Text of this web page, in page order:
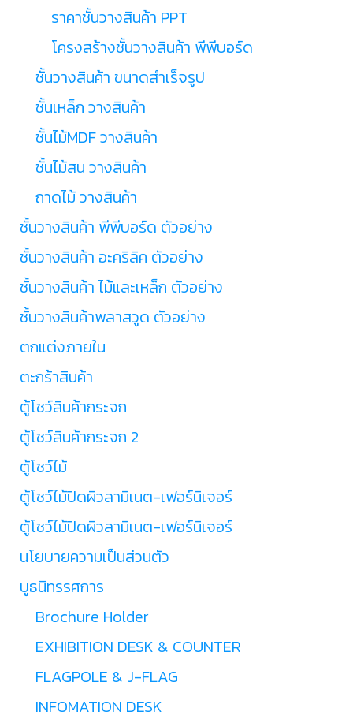
ราคาชั้นวางสินค้า PPT
โครงสร้างชั้นวางสินค้า พีพีบอร์ด
ชั้นวางสินค้า ขนาดสำเร็จรูป
ชั้นเหล็ก วางสินค้า
ชั้นไม้MDF วางสินค้า
ชั้นไม้สน วางสินค้า
ถาดไม้ วางสินค้า
ชั้นวางสินค้า พีพีบอร์ด ตัวอย่าง
ชั้นวางสินค้า อะคริลิค ตัวอย่าง
ชั้นวางสินค้า ไม้และเหล็ก ตัวอย่าง
ชั้นวางสินค้าพลาสวูด ตัวอย่าง
ตกแต่งภายใน
ตะกร้าสินค้า
ตู้โชว์สินค้ากระจก
ตู้โชว์สินค้ากระจก 2
ตู้โชว์ไม้
ตู้โชว์ไม้ปิดผิวลามิเนต-เฟอร์นิเจอร์
ตู้โชว์ไม้ปิดผิวลามิเนต-เฟอร์นิเจอร์
นโยบายความเป็นส่วนตัว
บูธนิทรรศการ
Brochure Holder
EXHIBITION DESK & COUNTER
FLAGPOLE & J-FLAG
INFOMATION DESK